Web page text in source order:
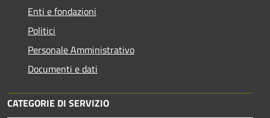
Enti e fondazioni
Politici
Personale Amministrativo
Documenti e dati
CATEGORIE DI SERVIZIO